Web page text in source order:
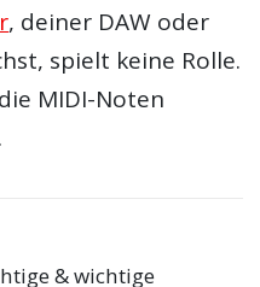
, deiner DAW oder
spielt keine Rolle.
MIDI-Noten
& wichtige